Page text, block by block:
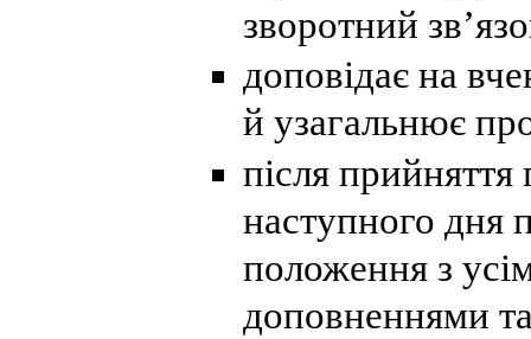
зворотний
доповідає на
й узагальнює
після
наступного дня
положення з
доповненнями